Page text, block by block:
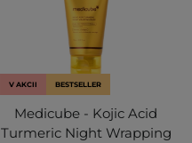
V AKCII BESTSELLER
Medicube - Kojic Acid
Turmeric Night Wrapping